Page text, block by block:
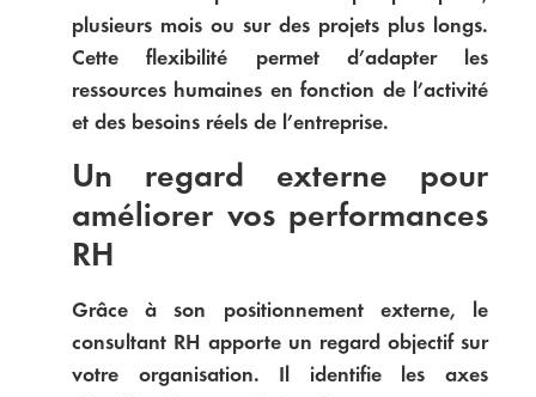
plusieurs mois ou sur des projets plus longs.
Cette flexibilité permet d’adapter les
ressources humaines en fonction de l’activité
et des besoins réels de l’entreprise.
Un regard externe pour
améliorer vos performances
RH
Grâce à son positionnement externe, le
consultant RH apporte un regard objectif sur
votre organisation. Il identifie les axes